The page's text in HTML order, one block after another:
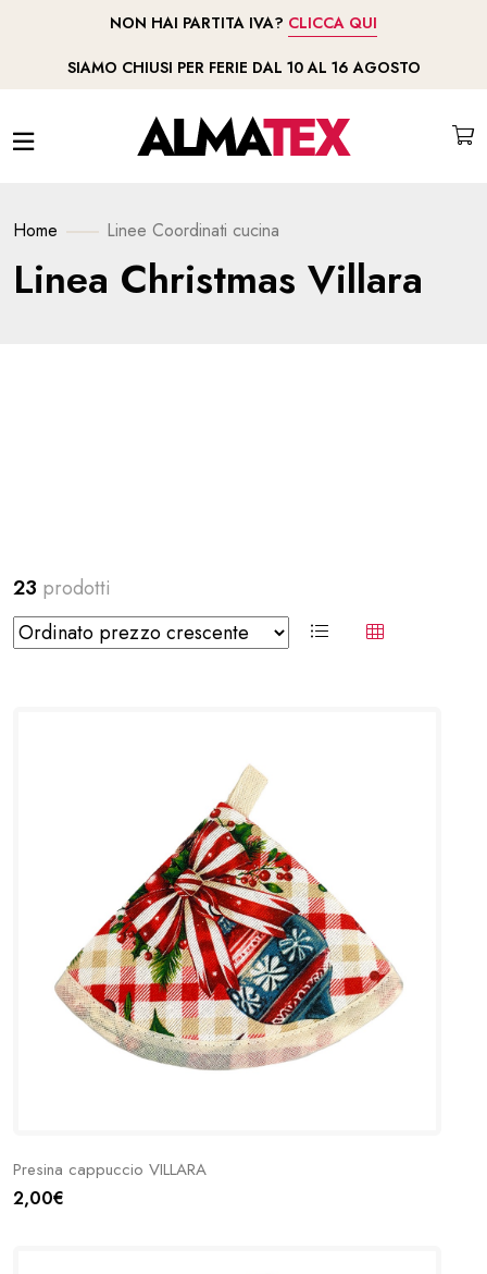
NON HAI PARTITA IVA? CLICCA QUI
SIAMO CHIUSI PER FERIE DAL 10 AL 16 AGOSTO
Home Linee Coordinati cucina
Linea Christmas Villara
23 prodotti
Presina cappuccio VILLARA
2,00€